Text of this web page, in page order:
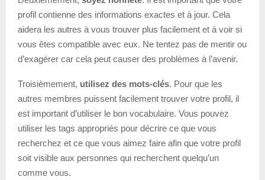
profil contienne des informations exactes et à jour. Cela
aidera les autres à vous trouver plus facilement et à voir si
vous êtes compatible avec eux. Ne tentez pas de mentir ou
d’exagérer car cela peut causer des problèmes à l’avenir.
Troisièmement, utilisez des mots-clés. Pour que les
autres membres puissent facilement trouver votre profil, il
est important d’utiliser le bon vocabulaire. Vous pouvez
utiliser les tags appropriés pour décrire ce que vous
recherchez et ce que vous aimez faire afin que votre profil
soit visible aux personnes qui recherchent quelqu’un
comme vous.